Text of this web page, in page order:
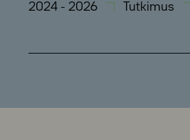
2024 - 2026 Tutkimus